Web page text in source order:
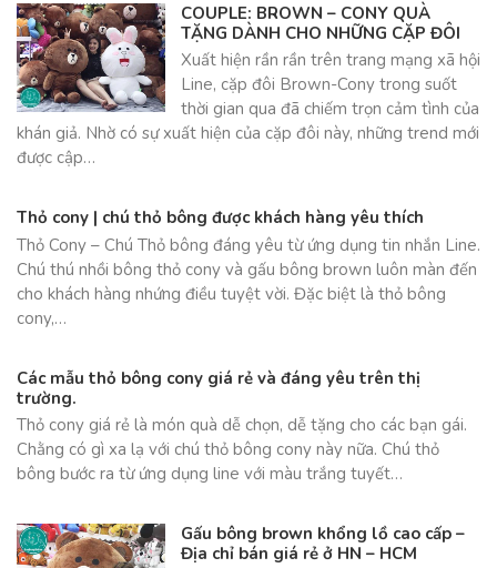
COUPLE: BROWN – CONY QUÀ
TẶNG DÀNH CHO NHỮNG CẶP ĐÔI
Xuất hiện rần rần trên trang mạng xã hội
Line, cặp đôi Brown-Cony trong suốt
thời gian qua đã chiếm trọn cảm tình của
khán giả. Nhờ có sự xuất hiện của cặp đôi này, những trend mới
được cập…
Thỏ cony | chú thỏ bông được khách hàng yêu thích
Thỏ Cony – Chú Thỏ bông đáng yêu từ ứng dụng tin nhắn Line.
Chú thú nhồi bông thỏ cony và gấu bông brown luôn màn đến
cho khách hàng nhứng điều tuyệt vời. Đặc biệt là thỏ bông
cony,…
Các mẫu thỏ bông cony giá rẻ và đáng yêu trên thị
trường.
Thỏ cony giá rẻ là món quà dễ chọn, dễ tặng cho các bạn gái.
Chằng có gì xa lạ với chú thỏ bông cony này nữa. Chú thỏ
bông bước ra từ ứng dụng line với màu trắng tuyết…
Gấu bông brown khổng lồ cao cấp –
Địa chỉ bán giá rẻ ở HN – HCM